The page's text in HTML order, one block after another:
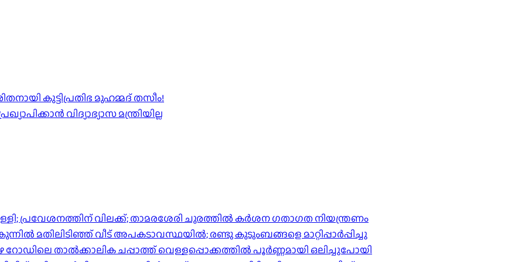
കുട്ടിപ്രതിഭ മുഹമ്മദ് തസീം!
വിദ്യാഭ്യാസ മന്ത്രിയില്ല
പ്രവേശനത്തിന് വിലക്ക്; താമരശേരി ചുരത്തില്‍ കര്‍ശന ഗതാഗത നിയന്ത്രണം
മതിലിടിഞ്ഞ് വീട് അപകടാവസ്ഥയിൽ; രണ്ടു കുടുംബങ്ങളെ മാറ്റിപ്പാർപ്പിച്ചു
താൽക്കാലിക ചപ്പാത്ത് വെള്ളപ്പൊക്കത്തിൽ പൂർണ്ണമായി ഒലിച്ചുപോയി